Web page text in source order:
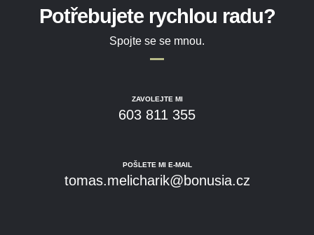
Potřebujete rychlou radu?
Spojte se se mnou.
ZAVOLEJTE MI
603 811 355
POŠLETE MI E-MAIL
tomas.melicharik@bonusia.cz